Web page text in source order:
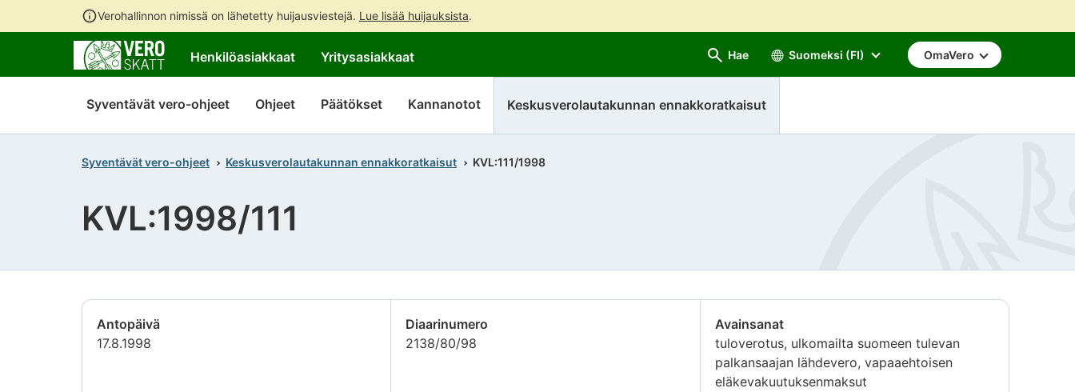
Verohallinnon nimissä on lähetetty huijausviestejä. Lue lisää huijauksista.
sisältöön
sivuston
hakuun
Henkilöasiakkaat Yritysasiakkaat Hae Suomeksi (FI) OmaVero
Syventävät vero-ohjeet Ohjeet Päätökset Kannanotot Keskusverolautakunnan ennakkoratkaisut
Syventävät vero-ohjeet Keskusverolautakunnan ennakkoratkaisut KVL:111/1998
KVL:1998/111
Antopäivä
17.8.1998
Diaarinumero
2138/80/98
Avainsanat
tuloverotus, ulkomailta suomeen tulevan
palkansaajan lähdevero, vapaaehtoisen
eläkevakuutuksenmaksut